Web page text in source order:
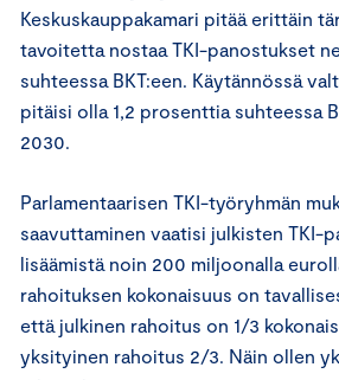
Keskuskauppakamari pitää erittäin
tavoitetta nostaa TKI-panostukset
suhteessa BKT:een. Käytännössä
pitäisi olla 1,2 prosenttia suhteessa
2030.
Parlamentaarisen TKI-työryhmän
saavuttaminen vaatisi julkisten TKI-
lisäämistä noin 200 miljoonalla
rahoituksen kokonaisuus on
että julkinen rahoitus on 1/3
yksityinen rahoitus 2/3. Näin ollen